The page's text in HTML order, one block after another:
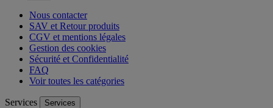
Nous contacter
SAV et Retour produits
CGV et mentions légales
Gestion des cookies
Sécurité et Confidentialité
FAQ
Voir toutes les catégories
Services Services